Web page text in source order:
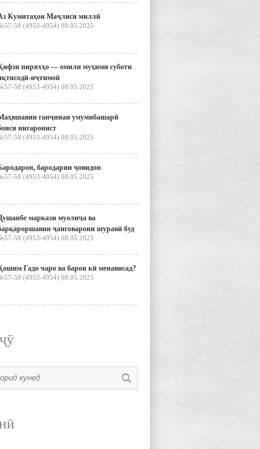
Кумитаҳои Маҷлиси миллӣ
58 (4953-4954) 08.05.2025
пиряхҳо — омили муҳими суботи
иҷтимоӣ
58 (4953-4954) 08.05.2025
ганҷинаи умумибашарӣ
нигаронист
58 (4953-4954) 08.05.2025
бародарии ҷовидон
58 (4953-4954) 08.05.2025
маркази муолиҷа ва
ҷанговарони шуравӣ буд
58 (4953-4954) 08.05.2025
Гадо чаро ва барои кӣ менависад?
58 (4953-4954) 08.05.2025